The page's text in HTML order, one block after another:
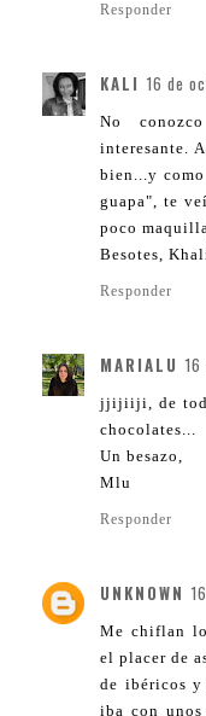
Responder
KALI 16 de
No
interesante.
bien...y
guapa", te
poco
Besotes,
Responder
MARIALU
jjijiiji, de
chocolates...
Un besazo,
Mlu
Responder
UNKNOWN
Me chiflan
el placer de
de ibéricos y
iba con